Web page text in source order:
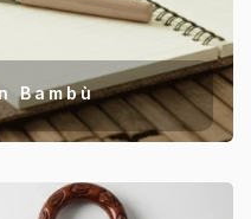
Bambù